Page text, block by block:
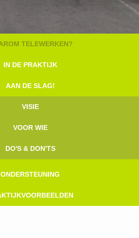
TELEWERKEN?
IN DE PRAKTIJK
AAN DE SLAG!
VISIE
VOOR WIE
DO'S & DON'TS
ONDERSTEUNING